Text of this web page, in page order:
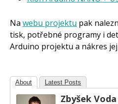
Na webu projektu pak
tisk, potřebné programy i
Arduino projektu a nákres
About Latest Posts
Zbyšek Voda